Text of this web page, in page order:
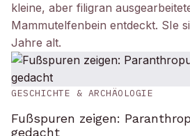
kleine, aber filigran
Mammutelfenbein entdeckt. SIe
Jahre alt.
GESCHICHTE & ARCHÄOLOGIE
Fußspuren zeigen:
gedacht